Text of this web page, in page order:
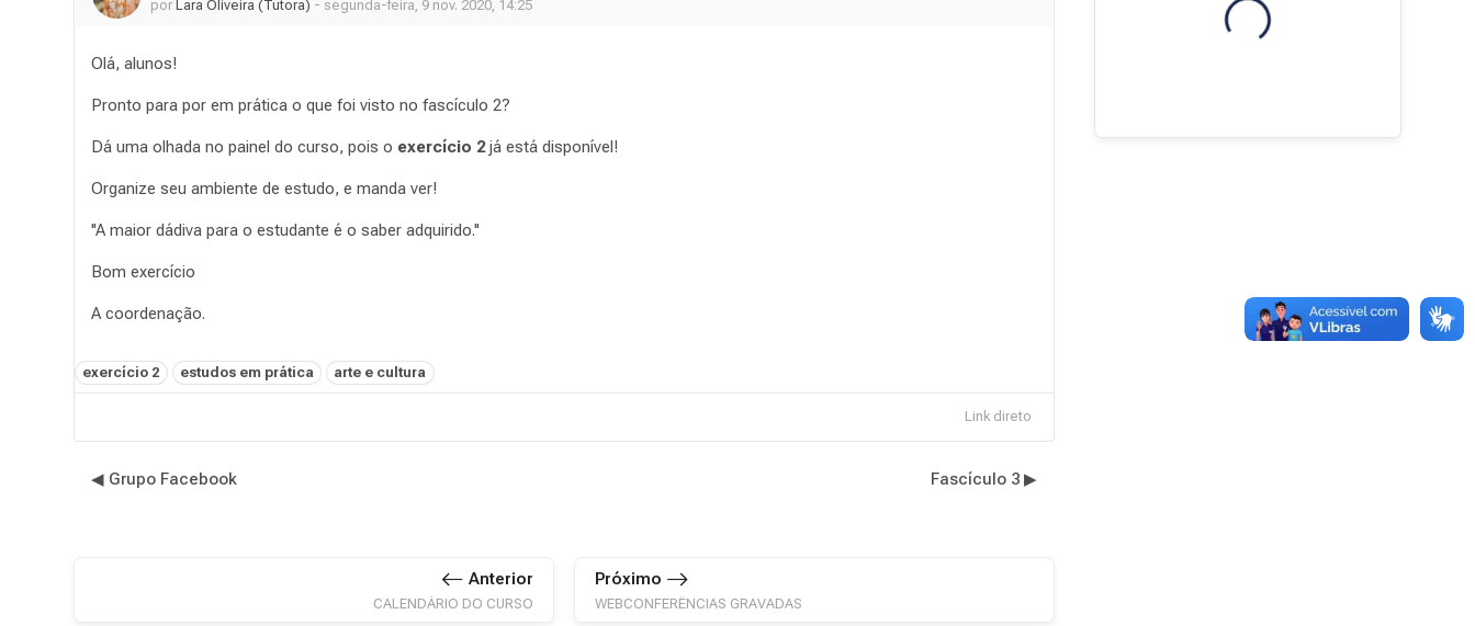
por Lara Oliveira (Tutora) - segunda-feira, 9 nov. 2020, 14:25
Olá, alunos!
Pronto para por em prática o que foi visto no fascículo 2?
Dá uma olhada no painel do curso, pois o exercício 2já está disponível!
Organize seu ambiente de estudo, e manda ver!
''A maior dádiva para o estudante é o saber adquirido.''
Bom exercício
A coordenação.
Tags:
exercício 2 estudos em prática arte e cultura
Link direto
◀︎ Grupo Facebook Fascículo 3 ▶︎
Anterior
CALENDÁRIO DO CURSO
Próximo
WEBCONFERÊNCIAS GRAVADAS